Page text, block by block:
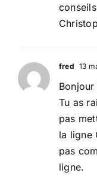
fred 13
Tu as
pas
la ligne
pas
ligne.